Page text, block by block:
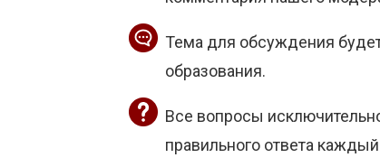
Тема для обсуждения
образования.
Все вопросы
правильного ответа